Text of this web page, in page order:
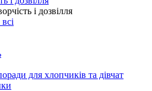
і дозвілля
для хлопчиків та дівчат